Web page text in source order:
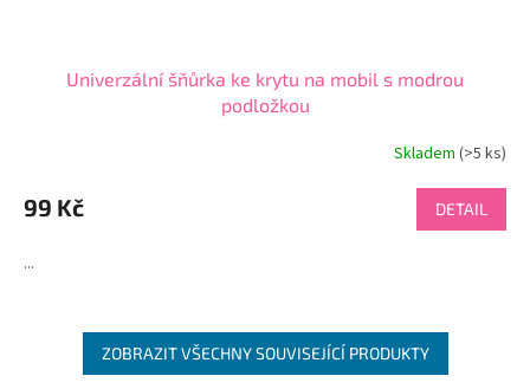
Univerzální šňůrka ke krytu na mobil s modrou
podložkou
produktu
je
z
Skladem(>5 ks)
99 Kč DETAIL
...
ZOBRAZIT VŠECHNY SOUVISEJÍCÍ PRODUKTY